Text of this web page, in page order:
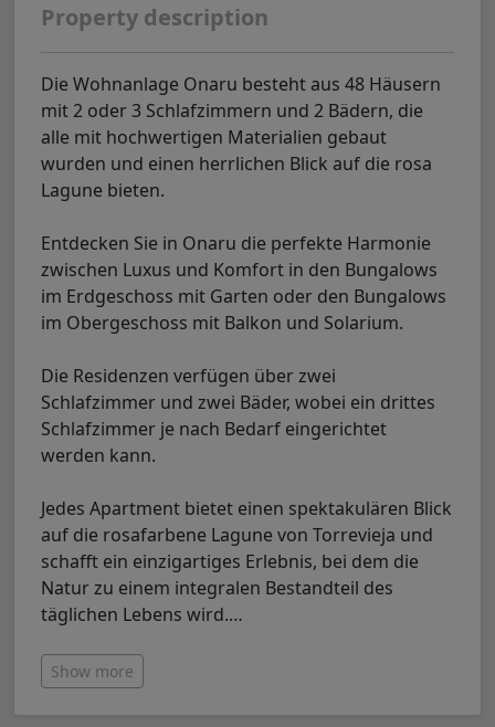
Property description
Die Wohnanlage Onaru besteht aus 48 Häusern
mit 2 oder 3 Schlafzimmern und 2 Bädern, die
alle mit hochwertigen Materialien gebaut
wurden und einen herrlichen Blick auf die rosa
Lagune bieten.
Entdecken Sie in Onaru die perfekte Harmonie
zwischen Luxus und Komfort in den Bungalows
im Erdgeschoss mit Garten oder den Bungalows
im Obergeschoss mit Balkon und Solarium.
Die Residenzen verfügen über zwei
Schlafzimmer und zwei Bäder, wobei ein drittes
Schlafzimmer je nach Bedarf eingerichtet
werden kann.
Jedes Apartment bietet einen spektakulären Blick
auf die rosafarbene Lagune von Torrevieja und
schafft ein einzigartiges Erlebnis, bei dem die
Natur zu einem integralen Bestandteil des
täglichen Lebens wird.…
Show more